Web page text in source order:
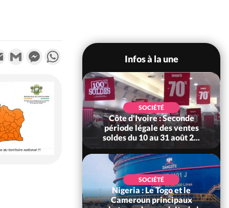
Email Gmail MessengerWhatsApp
Infos à la une
de la
les
déclarer
SOCIÉTÉ
Côte d'Ivoire : Seconde
période légale des ventes
soldes du 10 au 31 août 2...
SOCIÉTÉ
Nigeria : Le Togo et le
Cameroun principaux